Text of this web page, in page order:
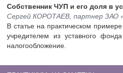
Собственник ЧУП и его доля в
Сергей КОРОТАЕВ, партнер ЗАО
В статье на практическом
учредителем из уставного
налогообложение.